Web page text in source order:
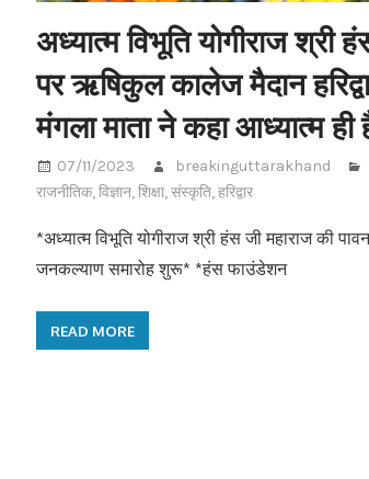
अध्यात्म विभूति योगीराज
पर ऋषिकुल कालेज मैदान
मंगला माता ने कहा आध्यात्म
07/11/2023 breakinguttarakhand
राजनीतिक,विज्ञान,शिक्षा,संस्कृति,हरिद्वार
*अध्यात्म विभूति योगीराज श्री हंस जी महाराज की
जनकल्याण समारोह शुरू* *हंस फाउंडेशन
READ MORE